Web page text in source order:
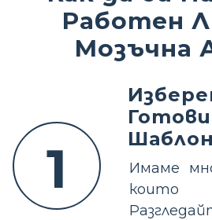
Работен
Мозъчна
1
Имаме
които